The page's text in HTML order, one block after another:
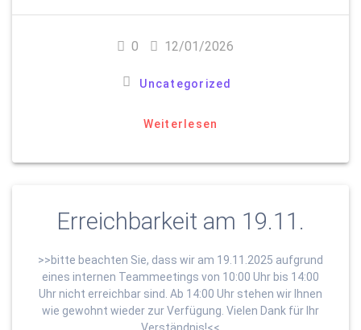
0 12/01/2026
Uncategorized
Weiterlesen
Erreichbarkeit am 19.11.
>>bitte beachten Sie, dass wir am 19.11.2025 aufgrund
eines internen Teammeetings von 10:00 Uhr bis 14:00
Uhr nicht erreichbar sind. Ab 14:00 Uhr stehen wir Ihnen
wie gewohnt wieder zur Verfügung. Vielen Dank für Ihr
Verständnis!<<